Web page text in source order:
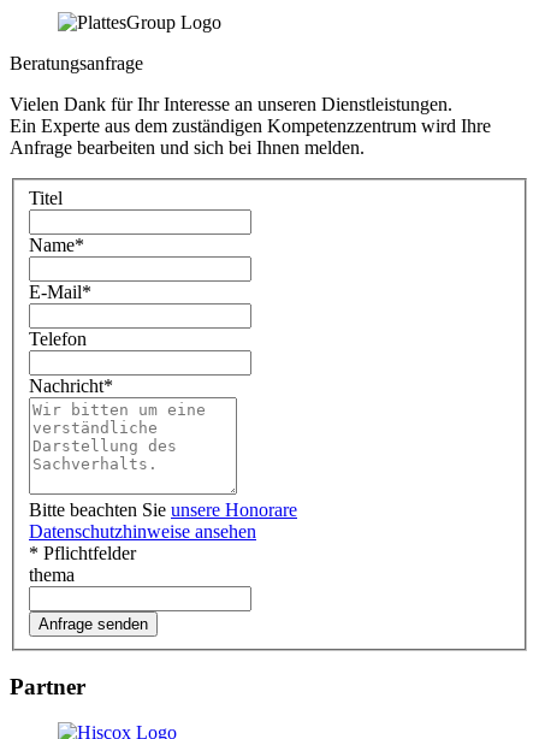
Beratungsanfrage
Vielen Dank für Ihr Interesse an unseren Dienstleistungen.
Ein Experte aus dem zuständigen Kompetenzzentrum wird Ihre
Anfrage bearbeiten und sich bei Ihnen melden.
Titel
Name*
E-Mail*
Telefon
Nachricht*
Bitte beachten Sie unsere Honorare
Datenschutzhinweise ansehen
* Pflichtfelder
thema
Partner